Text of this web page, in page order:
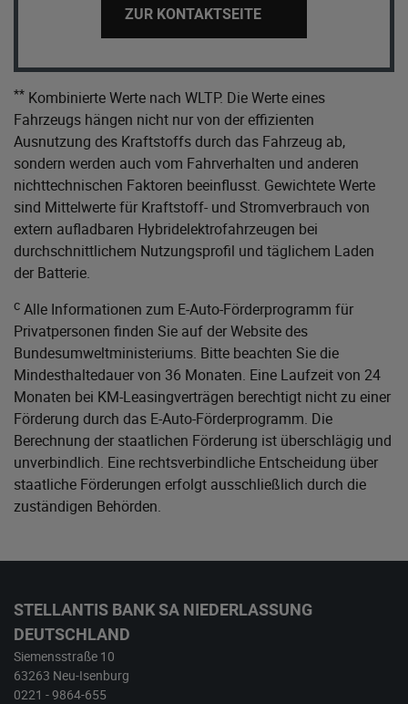
ZUR KONTAKTSEITE
** Kombinierte Werte nach WLTP. Die Werte eines
Fahrzeugs hängen nicht nur von der effizienten
Ausnutzung des Kraftstoffs durch das Fahrzeug ab,
sondern werden auch vom Fahrverhalten und anderen
nichttechnischen Faktoren beeinflusst. Gewichtete Werte
sind Mittelwerte für Kraftstoff- und Stromverbrauch von
extern aufladbaren Hybridelektrofahrzeugen bei
durchschnittlichem Nutzungsprofil und täglichem Laden
der Batterie.
c Alle Informationen zum E-Auto-Förderprogramm für
Privatpersonen finden Sie auf der Website des
Bundesumweltministeriums. Bitte beachten Sie die
Mindesthaltedauer von 36 Monaten. Eine Laufzeit von 24
Monaten bei KM-Leasingverträgen berechtigt nicht zu einer
Förderung durch das E-Auto-Förderprogramm. Die
Berechnung der staatlichen Förderung ist überschlägig und
unverbindlich. Eine rechtsverbindliche Entscheidung über
staatliche Förderungen erfolgt ausschließlich durch die
zuständigen Behörden.
STELLANTIS BANK SA NIEDERLASSUNG
DEUTSCHLAND
Siemensstraße 10
63263 Neu-Isenburg
0221 - 9864-655